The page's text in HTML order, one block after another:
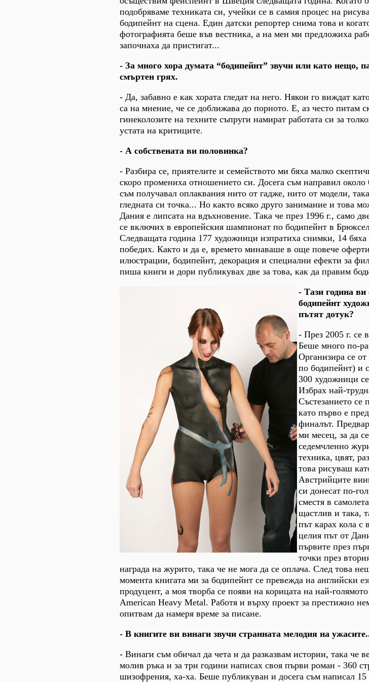
подобряваме техниката си, учейки се в самия процес на
бодипейнт на сцена. Един датски репортер снима това и
фотографията беше във вестника, а на мен ми предложиха
започнаха да пристигат...
- За много хора думата “бодипейнт” звучи или като нещо,
смъртен грях.
- Да, забавно е как хората гледат на него. Някои го виждат
са на мнение, че се доближава до порното. Е, аз често питам
гинеколозите на техните съпруги намират работата си за
устата на критиците.
- А собствената ви половинка?
- Разбира се, приятелите и семейството ми бяха малко
скоро промениха отношението си. Досега съм направил
съм получавал оплаквания нито от гадже, нито от модели,
гледната си точка... Но както всяко друго занимание и това
Дания е липсата на вдъхновение. Така че през 1996 г., само
се включих в европейския шампионат по бодипейнт в
Следващата година 177 художници изпратиха снимки, 14 бяха
победих. Както и да е, времето минаваше в още повече
илюстрации, бодипейнт, декорация и специални ефекти за
пиша книги и дори публикувах две за това, как да правим
- Тази година
бодипейнт
пътят дотук?
- През 2005 г. се
Беше много по-
Организира се
по бодипейнт) и
300 художници
Избрах най-
Състезанието се
като първо е
финалът.
ми месец, за да
седемчленно
техника, цвят,
това рисуваш
Австрийците
си донесат по-
сместя в
щастлив и така,
път карах кола с
целия път от
първите през
точки през
награда на журито, така че не мога да се оплача. След това
момента книгата ми за бодипейнт се превежда на английски
продуцент, а моя творба се появи на корицата на най-
American Heavy Metal. Работя и върху проект за престижно
опитвам да намеря време за писане.
- В книгите ви винаги звучи странната мелодия на
- Винаги съм обичал да чета и да разказвам истории, така че
молив ръка и за три години написах своя първи роман - 360
шизофрения, ха-ха. Беше публикуван и досега съм написал